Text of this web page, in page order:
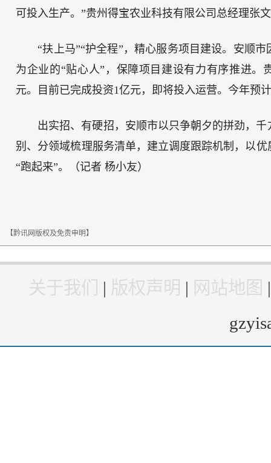
可投入生产。”贵州得宝农业科技有限公司总经理张
“扶上马”“护全程”，精心服务项目建设。安顺
为企业的“贴心人”，保障项目建设有力有序推进
元。目前已完成投资1亿元，即将投入运营。今年预
出实招、有硬招，安顺市以只争朝夕的拼劲，
别、分领域梳理服务清单，建立调度跟踪机制，以
“跑起来”。（记者 杨小友）
【黔讯网版权及免责申明】
关于我们 | 版权声明 | 网站地图